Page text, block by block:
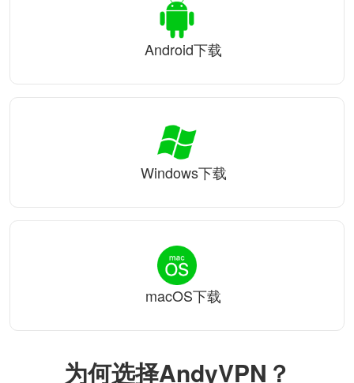
为何选择AndyVPN？
Android下载
Windows下载
macOS下载